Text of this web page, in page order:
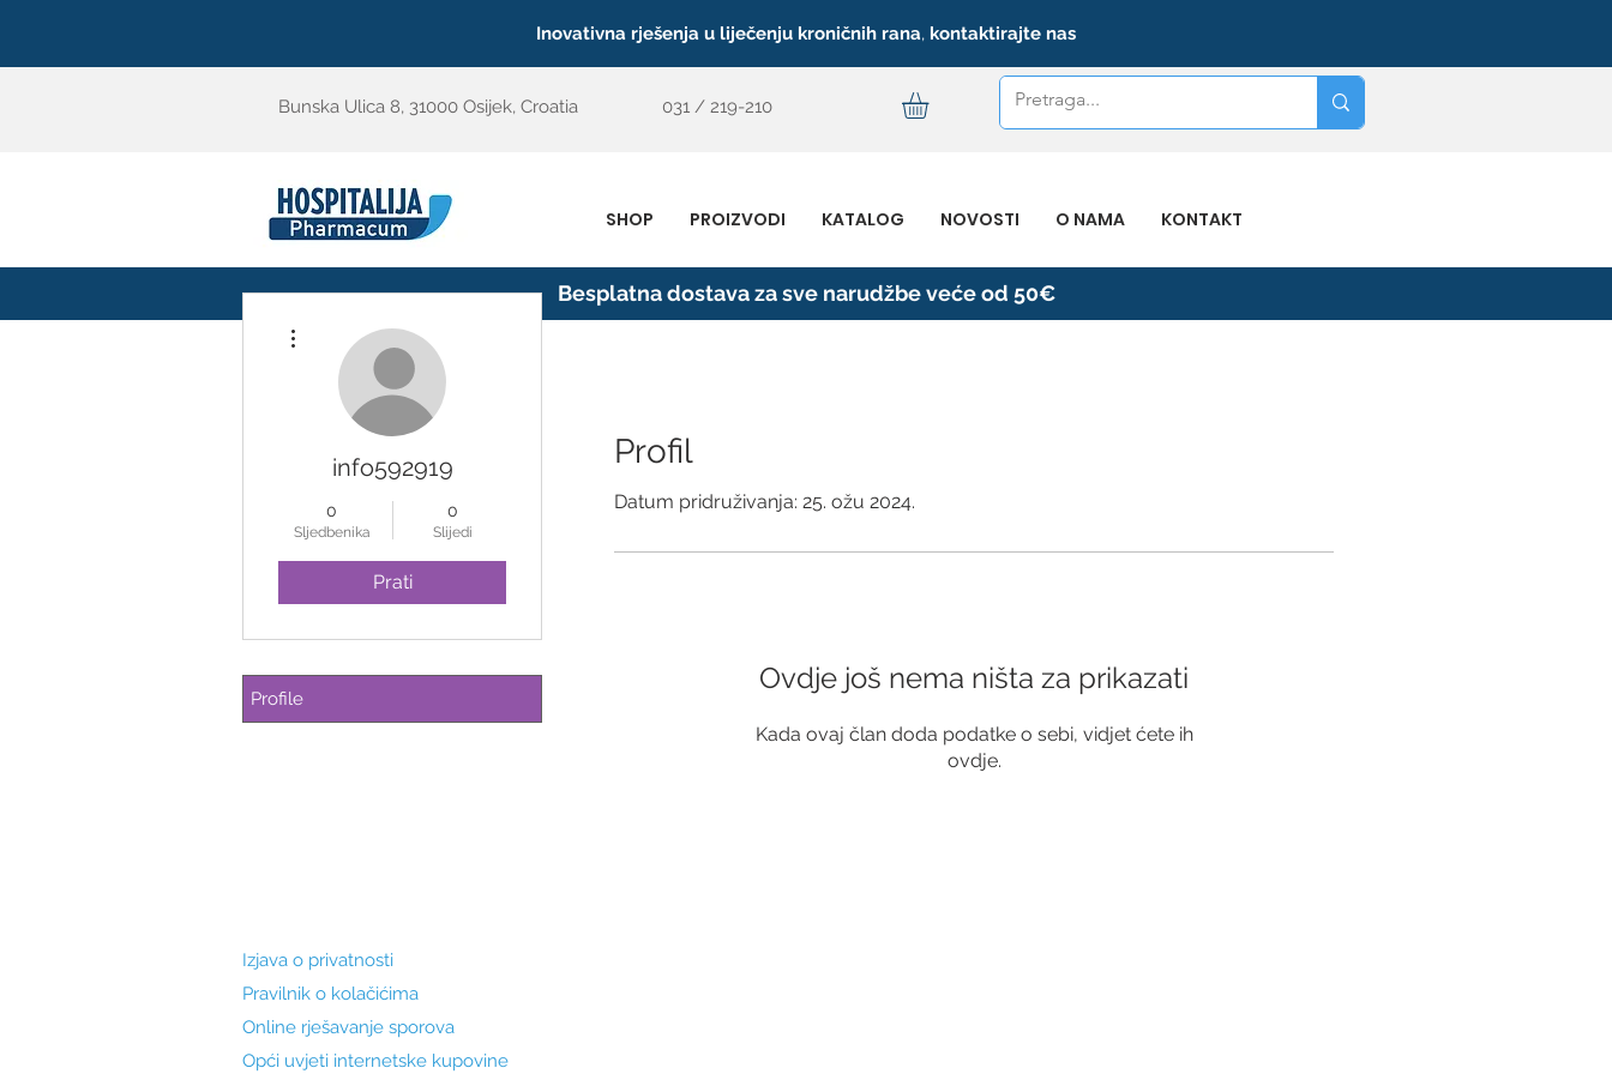
Inovativna rješenja u liječenju kroničnih rana, kontaktirajte nas
Bunska Ulica 8, 31000 Osijek, Croatia 031 / 219-210
SHOP PROIZVODI KATALOG NOVOSTI O NAMA KONTAKT
Besplatna dostava za sve narudžbe veće od 50€
Profil
Datum pridruživanja: 25. ožu 2024.
Ovdje još nema ništa za prikazati
Kada ovaj član doda podatke o sebi, vidjet ćete ih
ovdje.
info592919
0
Sljedbenika
0
Slijedi
Prati
Profile
Izjava o privatnosti
Pravilnik o kolačićima
Online rješavanje sporova
Opći uvjeti internetske kupovine